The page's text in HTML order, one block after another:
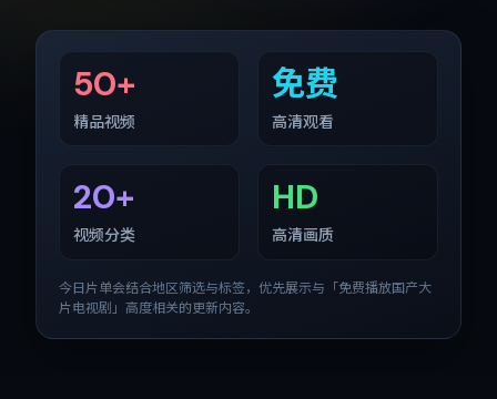
50+
精品视频
免费
高清观看
20+
视频分类
HD
高清画质
今日片单会结合地区筛选与标签，优先展示与「免费播放国产大
片电视剧 」高度相关的更新内容。